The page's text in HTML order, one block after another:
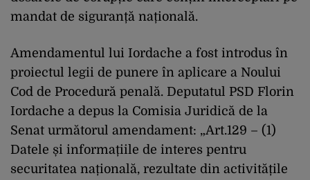
mandat de siguranță națională.
Amendamentul lui Iordache a fost introdus în
proiectul legii de punere în aplicare a Noului
Cod de Procedură penală. Deputatul PSD Florin
Iordache a depus la Comisia Juridică de la
Senat următorul amendament: „Art.129 – (1)
Datele și informațiile de interes pentru
securitatea națională, rezultate din activitățile